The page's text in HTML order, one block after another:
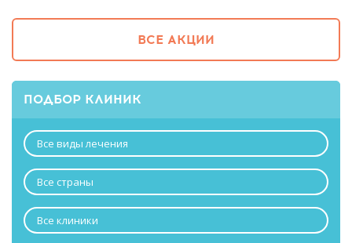
ВСЕ АКЦИИ
ПОДБОР КЛИНИК
Все виды лечения
Все страны
Все клиники